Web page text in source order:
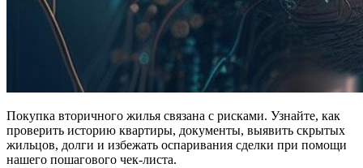
Покупка вторичного жилья связана с рисками. Узнайте, как
проверить историю квартиры, документы, выявить скрытых
жильцов, долги и избежать оспаривания сделки при помощи
нашего пошагового чек-листа.